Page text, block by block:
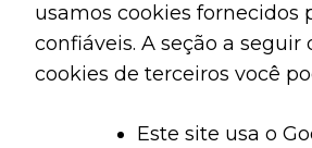
usamos cookies fornecidos
confiáveis. A seção a seguir
cookies de terceiros você
Este site usa o